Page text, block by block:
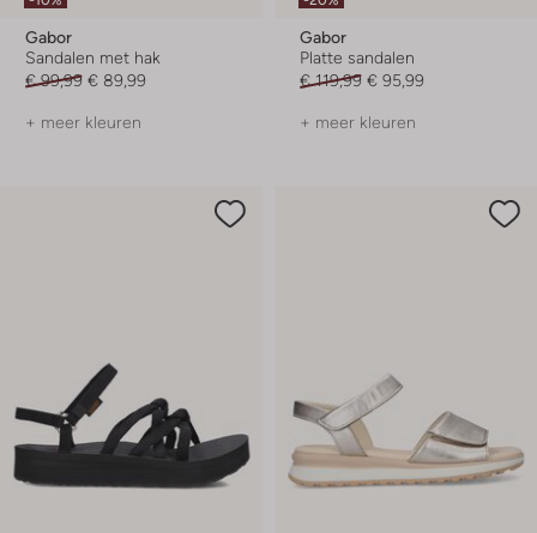
Gabor
Sandalen met hak
€ 99,99 € 89,99
+ meer kleuren
Gabor
Platte sandalen
€ 119,99 € 95,99
+ meer kleuren